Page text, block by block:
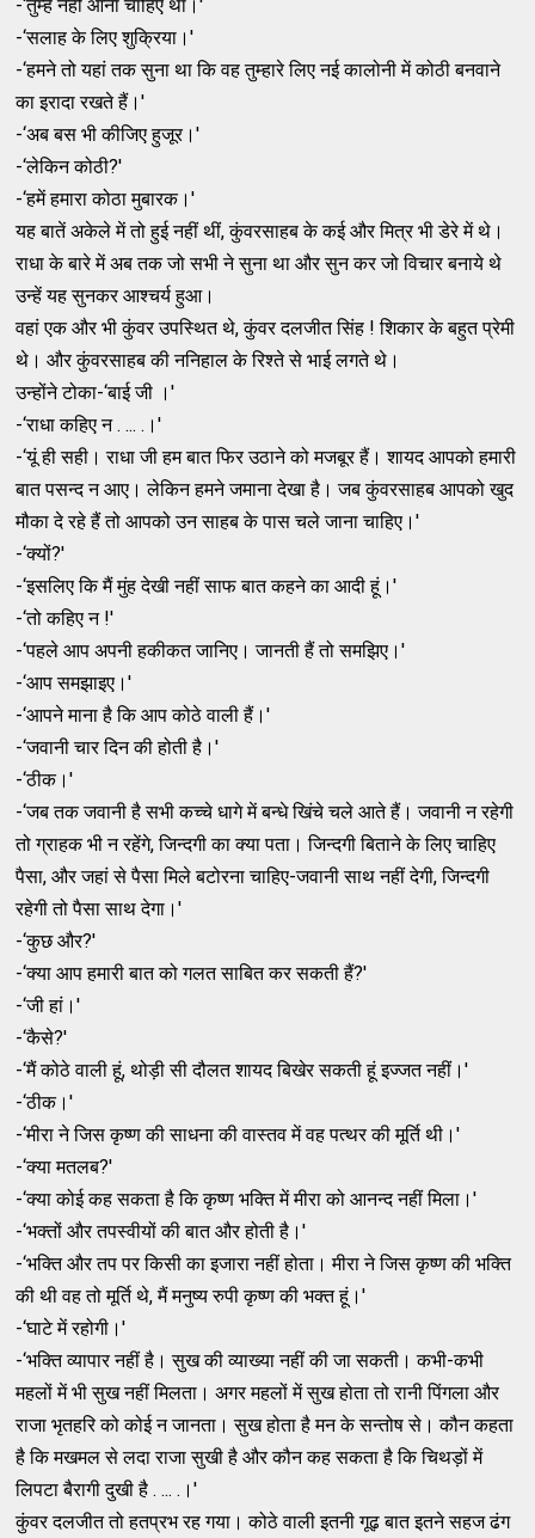
-‘तुम्‍हें नहीं आना चाहिए था।'
-‘सलाह के लिए शुक्रिया।'
-‘हमने तो यहां तक सुना था कि वह तुम्‍हारे लिए नई कालोनी में कोठी बनवाने
का इरादा रखते हैं।'
-‘अब बस भी कीजिए हुजूर।'
-‘लेकिन कोठी?'
-‘हमें हमारा कोठा मुबारक।'
यह बातें अकेले में तो हुई नहीं थीं, कुंवरसाहब के कई और मित्र भी डेरे में थे।
राधा के बारे में अब तक जो सभी ने सुना था और सुन कर जो विचार बनाये थे
उन्‍हें यह सुनकर आश्‍चर्य हुआ।
वहां एक और भी कुंवर उपस्‍थित थे, कुंवर दलजीत सिंह ! शिकार के बहुत प्रेमी
थे। और कुंवरसाहब की ननिहाल के रिश्‍ते से भाई लगते थे।
उन्‍होंने टोका-‘बाई जी ।'
-‘राधा कहिए न . ... .।'
-‘यूं ही सही। राधा जी हम बात फिर उठाने को मजबूर हैं। शायद आपको हमारी
बात पसन्‍द न आए। लेकिन हमने जमाना देखा है। जब कुंवरसाहब आपको खुद
मौका दे रहे हैं तो आपको उन साहब के पास चले जाना चाहिए।'
-‘क्‍यों?'
-‘इसलिए कि मैं मुंह देखी नहीं साफ बात कहने का आदी हूं।'
-‘तो कहिए न !'
-‘पहले आप अपनी हकीकत जानिए। जानती हैं तो समझिए।'
-‘आप समझाइए।'
-‘आपने माना है कि आप कोठे वाली हैं।'
-‘जवानी चार दिन की होती है।'
-‘ठीक।'
-‘जब तक जवानी है सभी कच्‍चे धागे में बन्‍धे खिंचे चले आते हैं। जवानी न रहेगी
तो ग्राहक भी न रहेंगे, जिन्‍दगी का क्‍या पता। जिन्‍दगी बिताने के लिए चाहिए
पैसा, और जहां से पैसा मिले बटोरना चाहिए-जवानी साथ नहीं देगी, जिन्‍दगी
रहेगी तो पैसा साथ देगा।'
-‘कुछ और?'
-‘क्‍या आप हमारी बात को गलत साबित कर सकती हैं?'
-‘जी हां।'
-‘कैसे?'
-‘मैं कोठे वाली हूं, थोड़ी सी दौलत शायद बिखेर सकती हूं इज्‍जत नहीं।'
-‘ठीक।'
-‘मीरा ने जिस कृष्‍ण की साधना की वास्‍तव में वह पत्‍थर की मूर्ति थी।'
-‘क्‍या मतलब?'
-‘क्‍या कोई कह सकता है कि कृष्‍ण भक्‍ति में मीरा को आनन्‍द नहीं मिला।'
-‘भक्‍तों और तपस्‍वीयों की बात और होती है।'
-‘भक्‍ति और तप पर किसी का इजारा नहीं होता। मीरा ने जिस कृष्‍ण की भक्‍ति
की थी वह तो मूर्ति थे, मैं मनुष्‍य रुपी कृष्‍ण की भक्‍त हूं।'
-‘घाटे में रहोगी।'
-‘भक्‍ति व्‍यापार नहीं है। सुख की व्‍याख्‍या नहीं की जा सकती। कभी-कभी
महलों में भी सुख नहीं मिलता। अगर महलों में सुख होता तो रानी पिंगला और
राजा भृतहरि को कोई न जानता। सुख होता है मन के सन्‍तोष से। कौन कहता
है कि मखमल से लदा राजा सुखी है और कौन कह सकता है कि चिथड़ों में
लिपटा बैरागी दुखी है . ... .।'
कुंवर दलजीत तो हतप्रभ रह गया। कोठे वाली इतनी गूढ़ बात इतने सहज ढंग